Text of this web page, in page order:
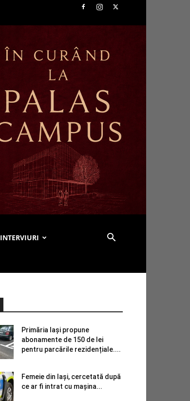
INTERVIURI
Primăria Iași propune
abonamente de 150 de lei
pentru parcările rezidențiale....
Femeie din Iași, cercetată după
ce ar fi intrat cu mașina...